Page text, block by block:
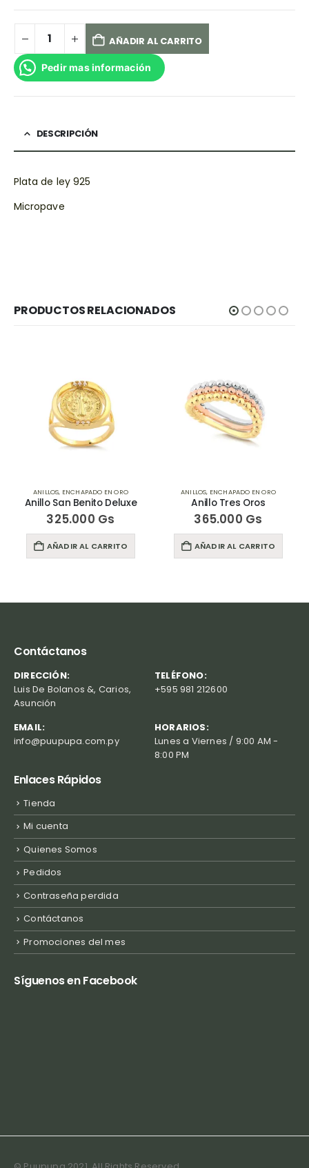
AÑADIR AL CARRITO
Pedir mas información
DESCRIPCIÓN
Plata de ley 925
Micropave
PRODUCTOS RELACIONADOS
ANILLOS, ENCHAPADO EN ORO
Anillo San Benito Deluxe
325.000 Gs
AÑADIR AL CARRITO
ANILLOS, ENCHAPADO EN ORO
Anillo Tres Oros
365.000 Gs
AÑADIR AL CARRITO
Contáctanos
DIRECCIÓN:
Luis De Bolanos &, Carios,
Asunción
TELÉFONO:
+595 981 212600
EMAIL:
info@puupupa.com.py
HORARIOS:
Lunes a Viernes / 9:00 AM -
8:00 PM
Enlaces Rápidos
Tienda
Mi cuenta
Quienes Somos
Pedidos
Contraseña perdida
Contáctanos
Promociones del mes
Síguenos en Facebook